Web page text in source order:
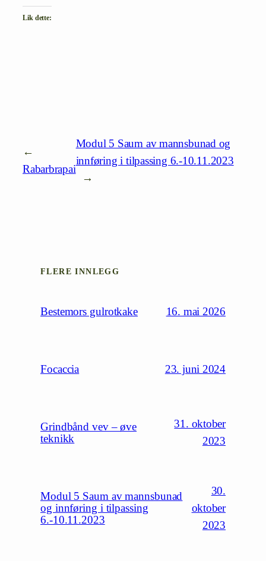
Lik dette:
←
Rabarbrapai
Modul 5 Saum av mannsbunad og
innføring i tilpassing 6.-10.11.2023
→
FLERE INNLEGG
Bestemors gulrotkake 16. mai 2026
Focaccia 23. juni 2024
Grindbånd vev – øve
teknikk
31. oktober
2023
Modul 5 Saum av mannsbunad
og innføring i tilpassing
6.-10.11.2023
30.
oktober
2023